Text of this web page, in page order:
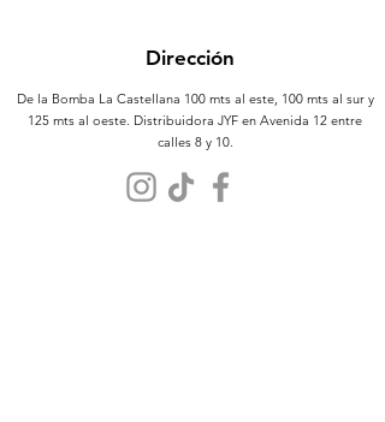
Dirección
De la Bomba La Castellana 100 mts al este, 100 mts al sur y
125 mts al oeste. Distribuidora JYF en Avenida 12 entre
calles 8 y 10.